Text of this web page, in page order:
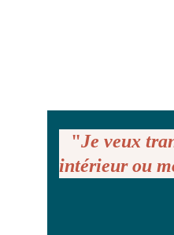
"Je veux
intérieur ou